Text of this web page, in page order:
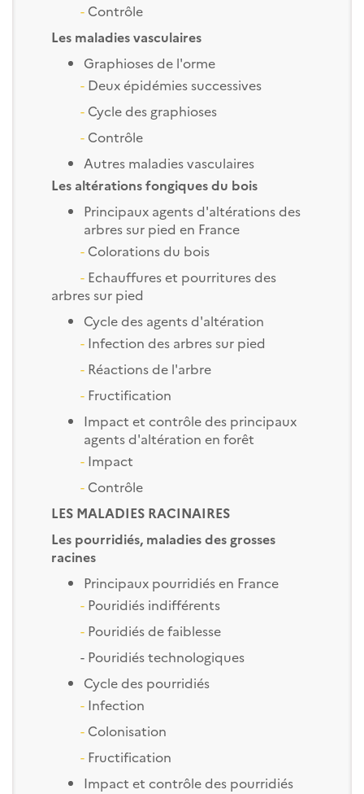
- Contrôle
Les maladies vasculaires
Graphioses de l'orme
-Deux épidémies successives
-Cycle des graphioses
-Contrôle
Autres maladies vasculaires
Les altérations fongiques du bois
Principaux agents d'altérations des
arbres sur pied en France
-Colorations du bois
- Echauffures et pourritures des
arbres sur pied
Cycle des agents d'altération
- Infection des arbres sur pied
-Réactions de l'arbre
- Fructification
Impact et contrôle des principaux
agents d'altération en forêt
-Impact
-Contrôle
LES MALADIES RACINAIRES
Les pourridiés, maladies des grosses
racines
Principaux pourridiés en France
-Pouridiés indifférents
- Pouridiés de faiblesse
- Pouridiés technologiques
Cycle des pourridiés
-Infection
-Colonisation
-Fructification
Impact et contrôle des pourridiés